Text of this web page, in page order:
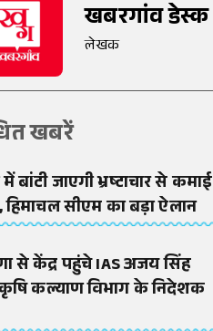
खबरगांव डेस्क
लेखक
खबरें
बांटी जाएगी भ्रष्टाचार से कमाई
हिमाचल सीएम का बड़ा ऐलान
से केंद्र पहुंचे IAS अजय सिंह
कल्याण विभाग के निदेशक